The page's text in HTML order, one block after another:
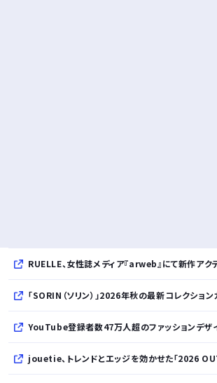
RUELLE、女性誌メディア『arweb』にて新作ア
「SORIN（ソリン）」2026年秋の最新コレクションカタログをWEB公開 「Paradox in Neutral」を
YouTube登録者数47万人超のファッションデザイナーMB氏とBOODYがコラボレーション。極上の着心
jouetie、トレンドとエッジを効かせた「2026 OUTER